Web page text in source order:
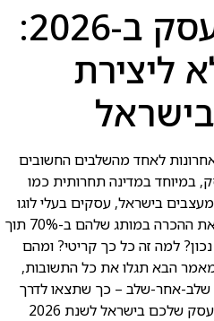
עיצוב לוגו לעסק ב-2026:
ליצירת
לאחד מהשלבים החשובים
במיוחד במדינה תחרותית כמו
בישראל, עסקים בעלי לוגו
מקצועי ומבודל מצליחים להגדיל את ההכרה במותג שלהם ב-70% תוך
למה זה כל כך קריטי? ומהם
הבא תגלו את כל התשובות,
שלב-אחר-שלב – כך שתצאו לדרך
עם לוגו שיבדל אתכם ויחזק את העסק שלכם בישראל לשנת 2026